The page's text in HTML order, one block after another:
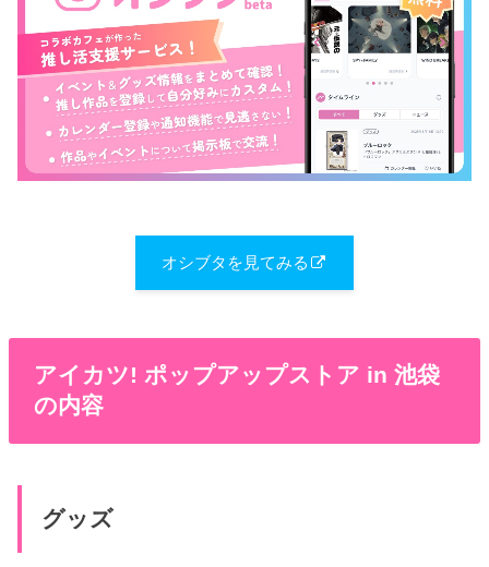
オシブタを見てみる
アイカツ! ポップアップストア in 池袋
の内容
グッズ